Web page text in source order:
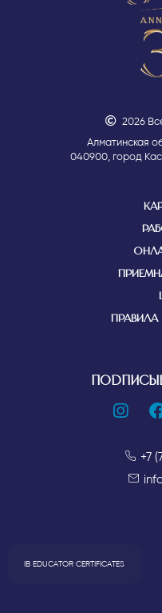
2026
Алматинская
040900, город
+7
IB EDUCATOR CERTIFICATES